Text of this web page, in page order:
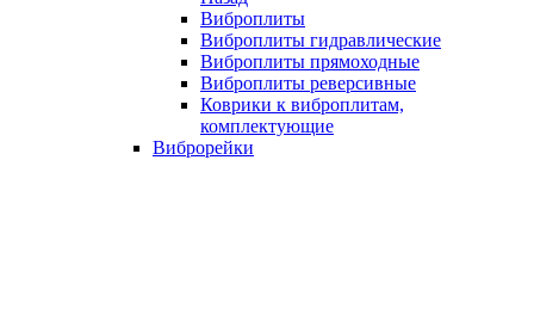
Виброплиты
Виброплиты гидравлические
Виброплиты прямоходные
Виброплиты реверсивные
Коврики к виброплитам,
комплектующие
Виброрейки